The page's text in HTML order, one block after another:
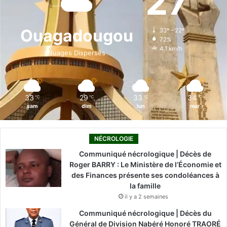
b
o
k
i
n
a
g
r
o
k
Ouagadougou
Nuages Dispersés
33º - 22º
72%
4.1 km/h
33 ℃
sam
29 ℃
dim
33 ℃
lun
34 ℃
mar
NÉCROLOGIE
Communiqué nécrologique | Décès de
Roger BARRY : Le Ministère de l’Économie et
des Finances présente ses condoléances à
la famille
il y a 2 semaines
Communiqué nécrologique | Décès du
Général de Division Nabéré Honoré TRAORÉ